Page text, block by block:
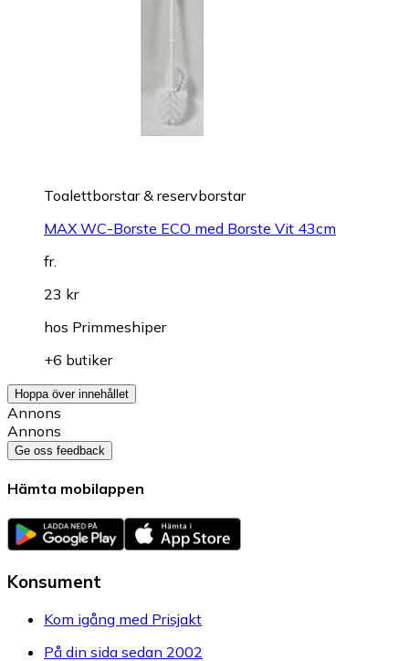
Toalettborstar & reservborstar
MAX WC-Borste ECO med Borste Vit 43cm
fr.
23 kr
hos Primmeshiper
+6 butiker
Hoppa över innehållet
Annons
Annons
Ge oss feedback
Hämta mobilappen
Konsument
Kom igång med Prisjakt
På din sida sedan 2002